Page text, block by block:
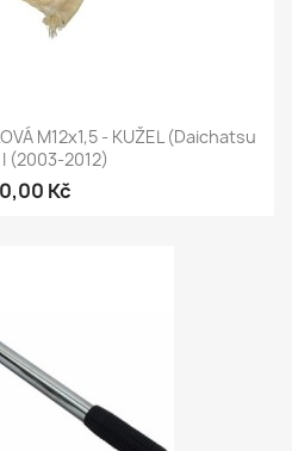
M12x1,5 - KUŽEL (Daichatsu
(2003-2012)
Kč